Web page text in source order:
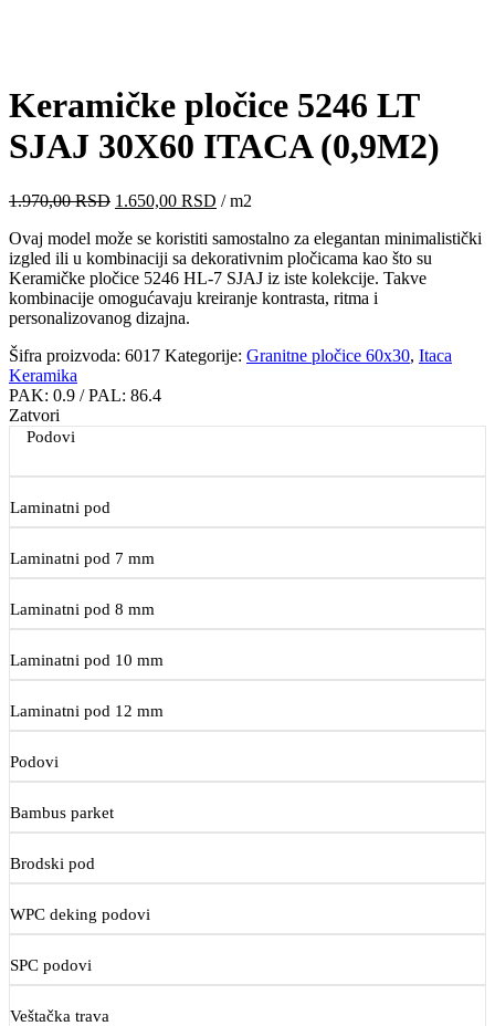
Keramičke pločice 5246 LT
SJAJ 30X60 ITACA (0,9M2)
1.970,00RSD Originalna
je
bila:
1.970,00 RSD.
1.650,00 RSD Trenutna
je:
1.650,00 RSD.
/ m2
Ovaj model može se koristiti samostalno za elegantan minimalistički
izgled ili u kombinaciji sa dekorativnim pločicama kao što su
Keramičke pločice 5246 HL-7 SJAJ iz iste kolekcije. Takve
kombinacije omogućavaju kreiranje kontrasta, ritma i
personalizovanog dizajna.
Šifra proizvoda: 6017 Kategorije: Granitne pločice 60x30, Itaca
Keramika
PAK: 0.9 / PAL: 86.4
Zatvori
Podovi
Laminatni pod
Laminatni pod 7 mm
Laminatni pod 8 mm
Laminatni pod 10 mm
Laminatni pod 12 mm
Podovi
Bambus parket
Brodski pod
WPC deking podovi
SPC podovi
Veštačka trava